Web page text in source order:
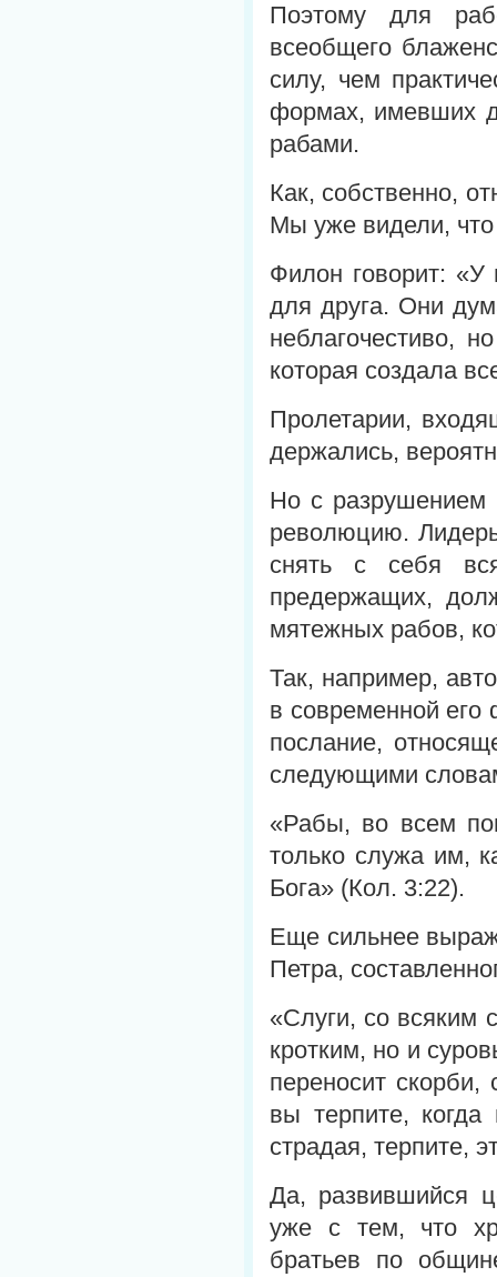
Поэтому для
всеобщего
силу, чем
формах, имевших
рабами.
Как, собственно,
Мы уже видели, что
Филон говорит: «У
для друга. Они
неблагочестиво,
которая создала
Пролетарии,
держались,
Но с разрушением
революцию.
снять с себя
предержащих,
мятежных рабов,
Так, например,
в современной его
послание,
следующими
«Рабы, во всем
только служа им,
Бога» (Кол. 3:22).
Еще сильнее
Петра,
«Слуги, со всяким
кротким, но и
переносит
вы терпите,
страдая, терпите,
Да, развившийся
уже с тем, что
братьев по